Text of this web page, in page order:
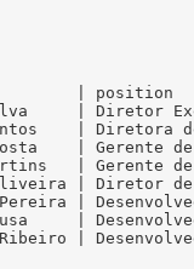
| position
| Diretor
| Diretora de
| Gerente de
| Gerente de
| Diretor de
|
|